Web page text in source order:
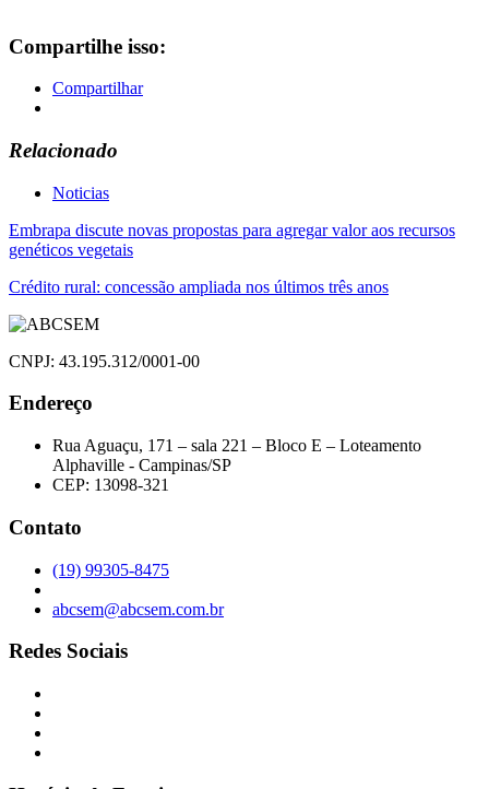
Compartilhe isso:
Compartilhar
Relacionado
Noticias
Navegação
de
Post
Embrapa discute novas propostas para agregar valor aos recursos
genéticos vegetais
Crédito rural: concessão ampliada nos últimos três anos
CNPJ: 43.195.312/0001-00
Endereço
Rua Aguaçu, 171 – sala 221 – Bloco E – Loteamento
Alphaville - Campinas/SP
CEP: 13098-321
Contato
(19) 99305-8475
abcsem@abcsem.com.br
Redes Sociais